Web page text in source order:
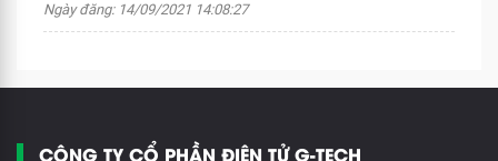
Ngày đăng: 14/09/2021 14:08:27
CÔNG TY CỔ PHẦN ĐIỆN TỬ G-TECH